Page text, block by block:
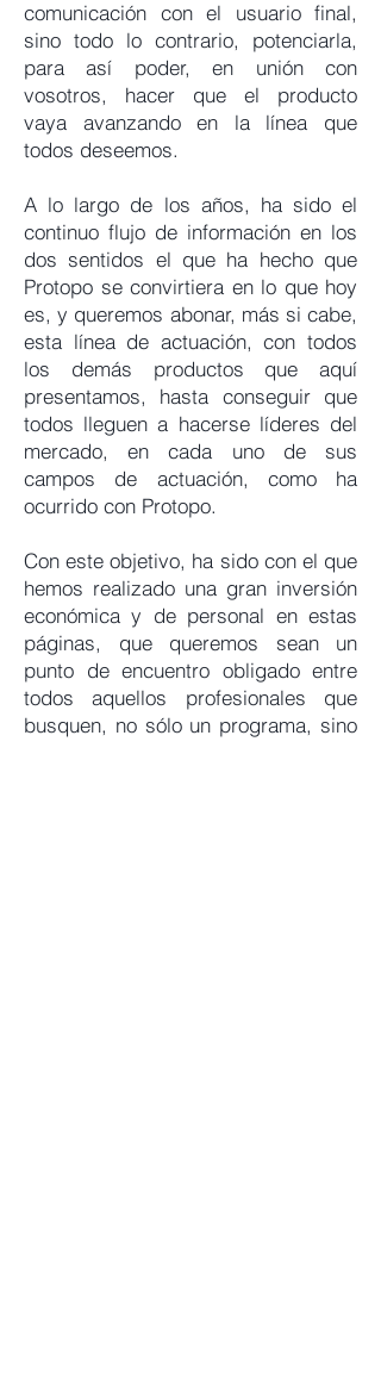
comunicación con el usuario final,
sino todo lo contrario, potenciarla,
para así poder, en unión con
vosotros, hacer que el producto
vaya avanzando en la línea que
todos deseemos.
A lo largo de los años, ha sido el
continuo flujo de información en los
dos sentidos el que ha hecho que
Protopo se convirtiera en lo que hoy
es, y queremos abonar, más si cabe,
esta línea de actuación, con todos
los demás productos que aquí
presentamos, hasta conseguir que
todos lleguen a hacerse líderes del
mercado, en cada uno de sus
campos de actuación, como ha
ocurrido con Protopo.
Con este objetivo, ha sido con el que
hemos realizado una gran inversión
económica y de personal en estas
páginas, que queremos sean un
punto de encuentro obligado entre
todos aquellos profesionales que
busquen, no sólo un programa, sino